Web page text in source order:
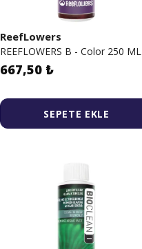
ReefLowers
REEFLOWERS B - Color 250 ML
667,50 ₺
SEPETE EKLE